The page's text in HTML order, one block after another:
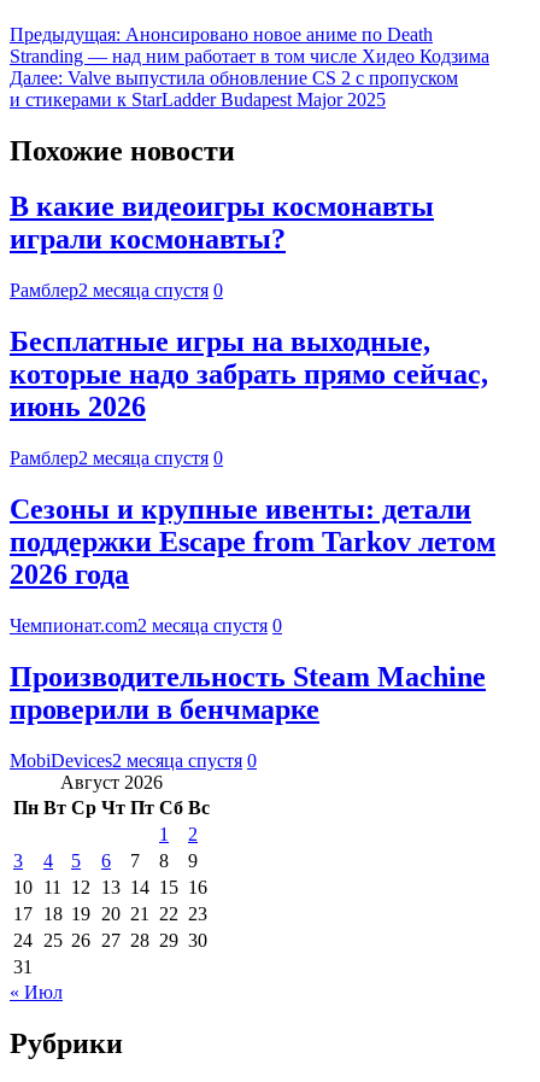
Предыдущая: Анонсировано новое аниме по Death
Stranding — над ним работает в том числе Хидео Кодзима
Далее: Valve выпустила обновление CS 2 с пропуском
и стикерами к StarLadder Budapest Major 2025
Похожие новости
В какие видеоигры космонавты
играли космонавты?
Рамблер2 месяца спустя 0
Бесплатные игры на выходные,
которые надо забрать прямо сейчас,
июнь 2026
Рамблер2 месяца спустя 0
Сезоны и крупные ивенты: детали
поддержки Escape from Tarkov летом
2026 года
Чемпионат.com2 месяца спустя 0
Производительность Steam Machine
проверили в бенчмарке
MobiDevices2 месяца спустя 0
Август 2026
Пн Вт Ср Чт Пт Сб Вс
1
2
3
4 5 6 7 8
9
10 11 12 13 14 15 16
17 18 19 20 21 22 23
24 25 26 27 28 29 30
31
« Июл
Рубрики